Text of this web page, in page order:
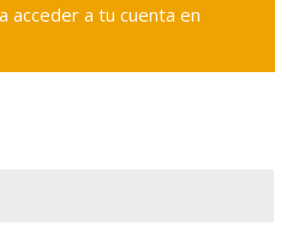
acceder a tu cuenta en